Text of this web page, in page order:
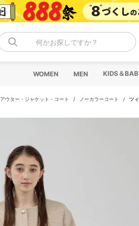
何かお探しですか？
WOMEN MEN KIDS＆
アウター・ジャケット・コート / ノーカラーコート / ツ